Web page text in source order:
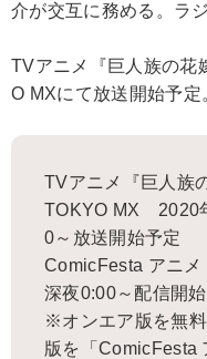
介が交互に務める。ラ
TVアニメ『巨人族の花
O MXにて放送開始予定
TVアニメ『巨人族
TOKYO MX 2020
0～放送開始予定
ComicFesta アニ
深夜0:00～配信開始
※オンエア版を無
版を「ComicFesta